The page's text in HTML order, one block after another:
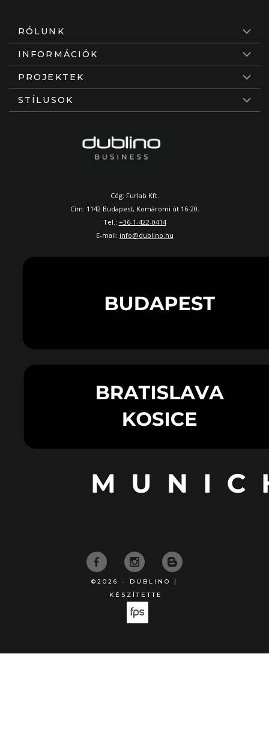
RÓLUNK
INFORMÁCIÓK
PROJEKTEK
STÍLUSOK
Cég: Furlab Kft.
Cím: 1142 Budapest, Komáromi út 16-20.
Tel.: +36-1-422-0414
E-mail: info@dublino.hu
©2026 - DUBLINO |
KÉSZÍTETTE